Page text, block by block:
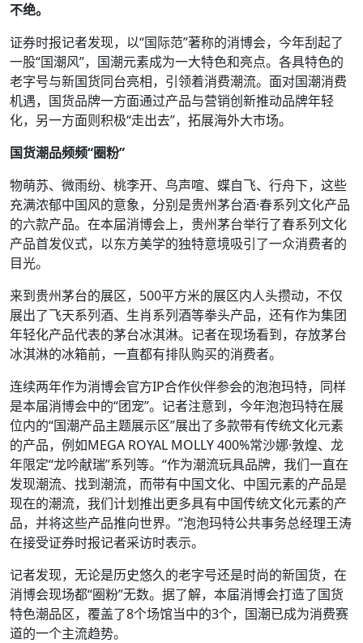
不绝。
证券时报记者发现，以“国际范”著称的消博会，今年刮起了
一股“国潮风”，国潮元素成为一大特色和亮点。各具特色的
老字号与新国货同台亮相，引领着消费潮流。面对国潮消费
机遇，国货品牌一方面通过产品与营销创新推动品牌年轻
化，另一方面则积极“走出去”，拓展海外大市场。
国货潮品频频“圈粉”
物萌苏、微雨纷、桃李开、鸟声喧、蝶自飞、行舟下，这些
充满浓郁中国风的意象，分别是贵州茅台酒·春系列文化产品
的六款产品。在本届消博会上，贵州茅台举行了春系列文化
产品首发仪式，以东方美学的独特意境吸引了一众消费者的
目光。
来到贵州茅台的展区，500平方米的展区内人头攒动，不仅
展出了飞天系列酒、生肖系列酒等拳头产品，还有作为集团
年轻化产品代表的茅台冰淇淋。记者在现场看到，存放茅台
冰淇淋的冰箱前，一直都有排队购买的消费者。
连续两年作为消博会官方IP合作伙伴参会的泡泡玛特，同样
是本届消博会中的“团宠”。记者注意到，今年泡泡玛特在展
位内的“国潮产品主题展示区”展出了多款带有传统文化元素
的产品，例如MEGA ROYAL MOLLY 400%常沙娜·敦煌、龙
年限定“龙吟献瑞”系列等。“作为潮流玩具品牌，我们一直在
发现潮流、找到潮流，而带有中国文化、中国元素的产品是
现在的潮流，我们计划推出更多具有中国传统文化元素的产
品，并将这些产品推向世界。”泡泡玛特公共事务总经理王涛
在接受证券时报记者采访时表示。
记者发现，无论是历史悠久的老字号还是时尚的新国货，在
消博会现场都“圈粉”无数。据了解，本届消博会打造了国货
特色潮品区，覆盖了8个场馆当中的3个，国潮已成为消费赛
道的一个主流趋势。